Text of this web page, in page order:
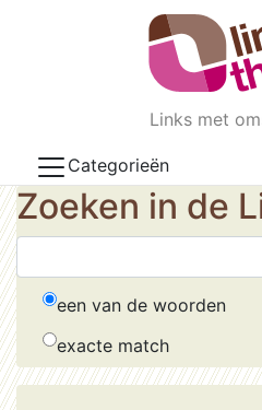
Skip to main content
Links met
Categorieën
Zoeken in de
een van de woorden
exacte match